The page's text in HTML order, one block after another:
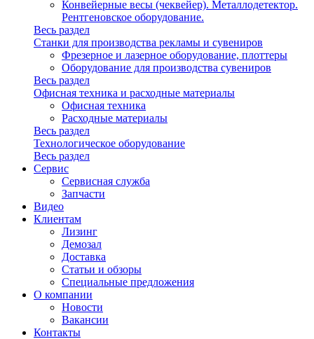
Конвейерные весы (чеквейер). Металлодетектор.
Рентгеновское оборудование.
Весь раздел
Станки для производства рекламы и сувениров
Фрезерное и лазерное оборудование, плоттеры
Оборудование для производства сувениров
Весь раздел
Офисная техника и расходные материалы
Офисная техника
Расходные материалы
Весь раздел
Технологическое оборудование
Весь раздел
Сервис
Сервисная служба
Запчасти
Видео
Клиентам
Лизинг
Демозал
Доставка
Статьи и обзоры
Специальные предложения
О компании
Новости
Вакансии
Контакты